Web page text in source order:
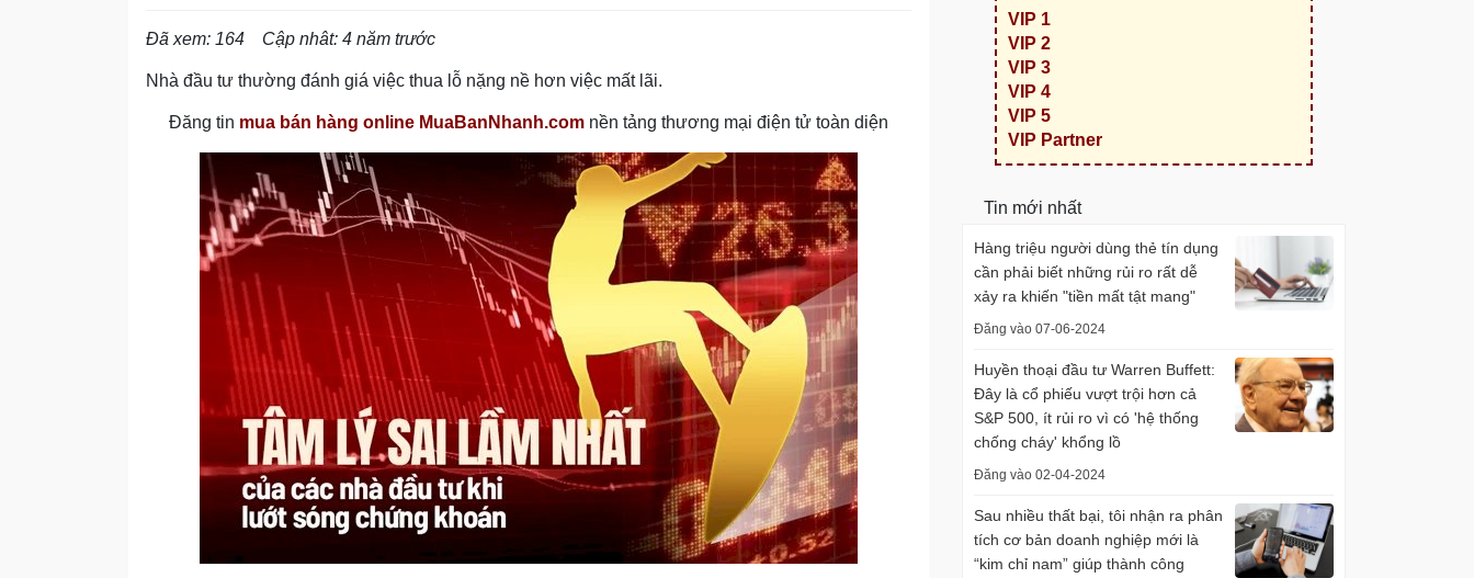
Đã xem: 164 Cập nhât: 4 năm trước
Nhà đầu tư thường đánh giá việc thua lỗ nặng nề hơn việc mất lãi.
Đăng tin mua bán hàng online MuaBanNhanh.com nền tảng thương mại điện tử toàn diện
VIP 1
VIP 2
VIP 3
VIP 4
VIP 5
VIP Partner
Tin mới nhất
Hàng triệu người dùng thẻ tín dụng
cần phải biết những rủi ro rất dễ
xảy ra khiến "tiền mất tật mang"
Đăng vào 07-06-2024
Huyền thoại đầu tư Warren Buffett:
Đây là cổ phiếu vượt trội hơn cả
S&P 500, ít rủi ro vì có 'hệ thống
chống cháy' khổng lồ
Đăng vào 02-04-2024
Sau nhiều thất bại, tôi nhận ra phân
tích cơ bản doanh nghiệp mới là
“kim chỉ nam” giúp thành công